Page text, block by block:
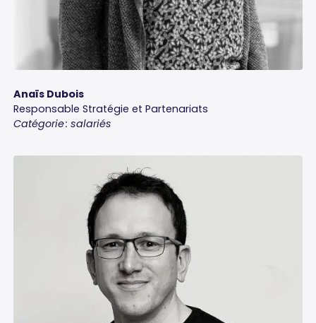
Anaïs Dubois
Responsable Stratégie et Partenariats
Catégorie : salariés